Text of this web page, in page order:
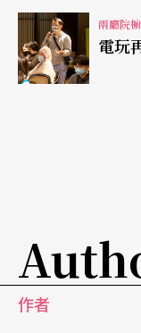
施、組織團體聚
缺的資源共享平
能與願景：行動
對兩廳院而言，
館」是夥伴關係
可以走出去，讓
兩廳院
電玩
作者